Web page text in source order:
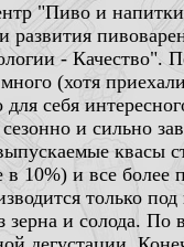
"Пиво и
- Качество".
(хотя
себя
и сильно
квасы
в 10%) и все
только
и солода. По